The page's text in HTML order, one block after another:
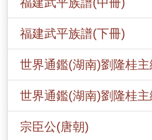
福建武平族譜(下冊)
世界通鑑(湖南)劉隆桂主
世界通鑑(湖南)劉隆桂
宗臣公(唐朝)